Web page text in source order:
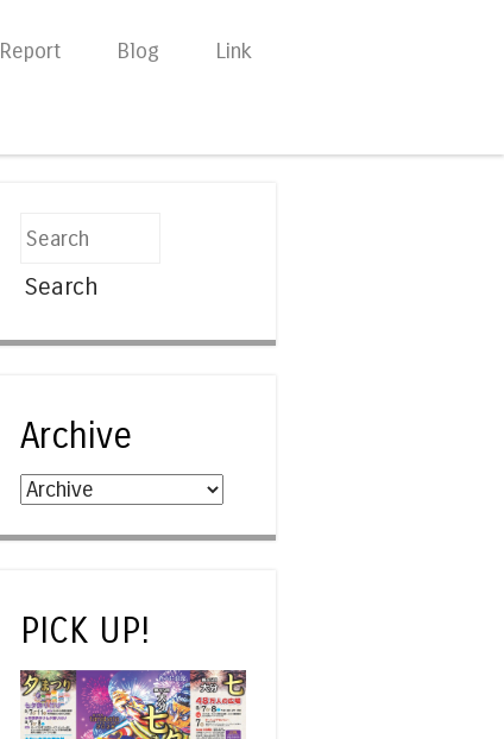
Report Blog Link
Search
Archive
PICK UP!